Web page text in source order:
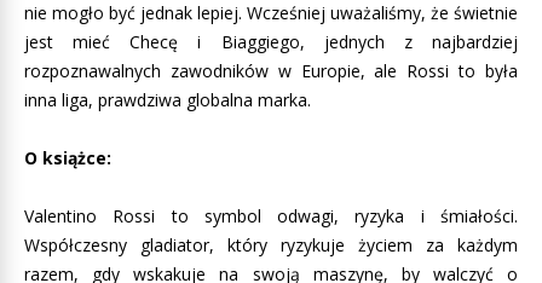
nie mogło być jednak lepiej. Wcześniej uważaliśmy, że świetnie
jest mieć Checę i Biaggiego, jednych z najbardziej
rozpoznawalnych zawodników w Europie, ale Rossi to była
inna liga, prawdziwa globalna marka.
O książce:
Valentino Rossi to symbol odwagi, ryzyka i śmiałości.
Współczesny gladiator, który ryzykuje życiem za każdym
razem, gdy wskakuje na swoją maszynę, by walczyć o